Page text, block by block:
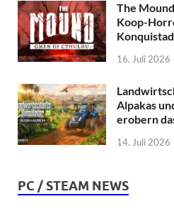
The
Koop-
16. Juli 2026
Alpakas
erobern
14. Juli 2026
PC / STEAM NEWS